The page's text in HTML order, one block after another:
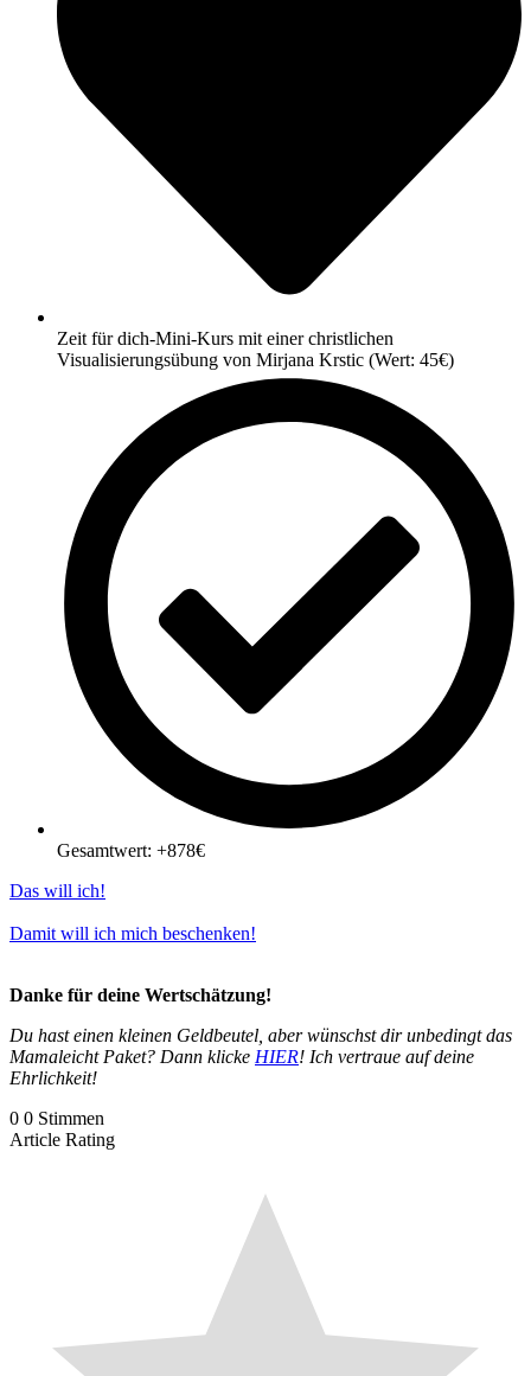
Zeit für dich-Mini-Kurs mit einer christlichen
Visualisierungsübung von Mirjana Krstic (Wert: 45€)
Gesamtwert: +878€
Das will ich!
Damit will ich mich beschenken!
Danke für deine Wertschätzung!
Du hast einen kleinen Geldbeutel, aber wünschst dir unbedingt das
Mamaleicht Paket? Dann klicke HIER! Ich vertraue auf deine
Ehrlichkeit!
0 0 Stimmen
Article Rating